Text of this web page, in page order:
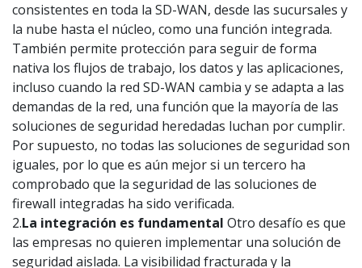
consistentes en toda la SD-WAN, desde las sucursales y
la nube hasta el núcleo, como una función integrada.
También permite protección para seguir de forma
nativa los flujos de trabajo, los datos y las aplicaciones,
incluso cuando la red SD-WAN cambia y se adapta a las
demandas de la red, una función que la mayoría de las
soluciones de seguridad heredadas luchan por cumplir.
Por supuesto, no todas las soluciones de seguridad son
iguales, por lo que es aún mejor si un tercero ha
comprobado que la seguridad de las soluciones de
firewall integradas ha sido verificada.
2.La integración es fundamental Otro desafío es que
las empresas no quieren implementar una solución de
seguridad aislada. La visibilidad fracturada y la